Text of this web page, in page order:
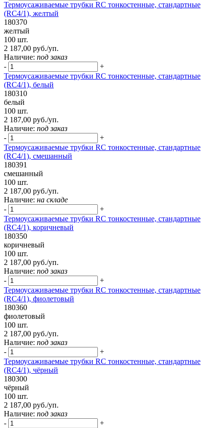
Термоусаживаемые трубки RC тонкостенные, стандартные
(RC4/1), желтый
180370
желтый
100 шт.
2 187,00 руб./уп.
Наличие: под заказ
-
+
Термоусаживаемые трубки RC тонкостенные, стандартные
(RC4/1), белый
180310
белый
100 шт.
2 187,00 руб./уп.
Наличие: под заказ
-
+
Термоусаживаемые трубки RC тонкостенные, стандартные
(RC4/1), смешанный
180391
смешанный
100 шт.
2 187,00 руб./уп.
Наличие: на складе
-
+
Термоусаживаемые трубки RC тонкостенные, стандартные
(RC4/1), коричневый
180350
коричневый
100 шт.
2 187,00 руб./уп.
Наличие: под заказ
-
+
Термоусаживаемые трубки RC тонкостенные, стандартные
(RC4/1), фиолетовый
180360
фиолетовый
100 шт.
2 187,00 руб./уп.
Наличие: под заказ
-
+
Термоусаживаемые трубки RC тонкостенные, стандартные
(RC4/1), чёрный
180300
чёрный
100 шт.
2 187,00 руб./уп.
Наличие: под заказ
-
+